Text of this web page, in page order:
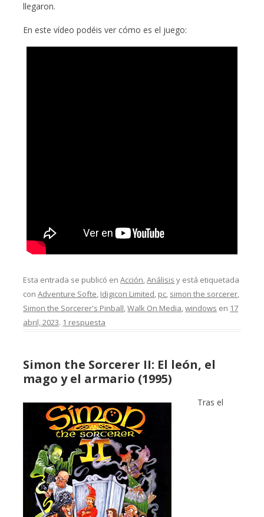
llegaron.
En este vídeo podéis ver cómo es el juego:
Esta entrada se publicó enAcción,Análisis y está etiquetada
conAdventure Softe, Idigicon Limited, pc, simon the sorcerer,
Simon the Sorcerer's Pinball,Walk On Media,windows en 17
abril, 2023. 1 respuesta
Simon the Sorcerer II: El león, el
mago y el armario (1995)
Tras el